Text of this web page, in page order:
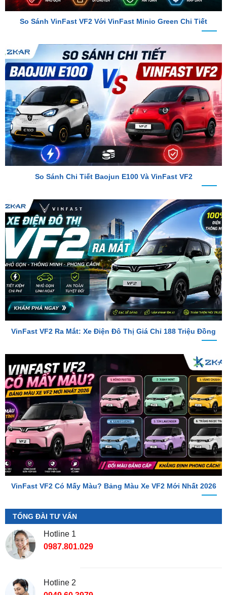
So Sánh Chi Tiết Baojun E100 Và VinFast VF2
VinFast VF2 Ra Mắt: Xe Điện Đô Thị Giá Chỉ 188 Triệu Đồng
VinFast VF2 Có Mấy Màu? Bảng Màu Xe VF2 Mới Nhất 2026
TỔNG ĐÀI TƯ VẤN
Hotline 1
0987.801.029